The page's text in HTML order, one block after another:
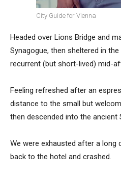
City Guide for Vienna
Headed over Lions Bridge and
Synagogue, then sheltered in
recurrent (but short-lived) mid-
Feeling refreshed after an
distance to the small but
then descended into the ancient
We were exhausted after a long
back to the hotel and crashed.